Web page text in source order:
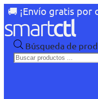
🚚 ¡Envío gratis por
Búsqueda de